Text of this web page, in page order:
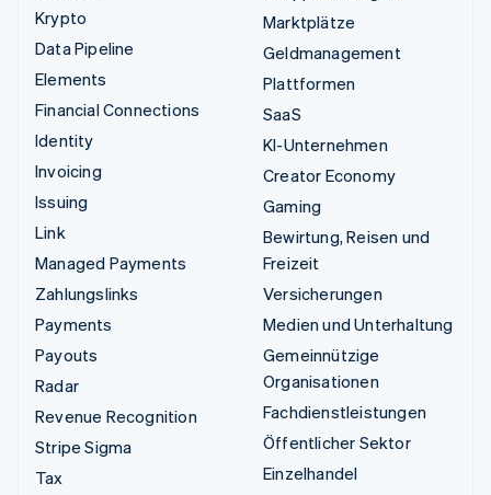
Krypto
Data Pipeline
Elements
Financial Connections
Identity
Invoicing
Issuing
Link
Managed Payments
Zahlungslinks
Payments
Payouts
Radar
Revenue Recognition
Stripe Sigma
Tax
Marktplätze
Geldmanagement
Plattformen
SaaS
KI-Unternehmen
Creator Economy
Gaming
Bewirtung, Reisen und
Freizeit
Versicherungen
Medien und Unterhaltung
Gemeinnützige
Organisationen
Fachdienstleistungen
Öffentlicher Sektor
Einzelhandel